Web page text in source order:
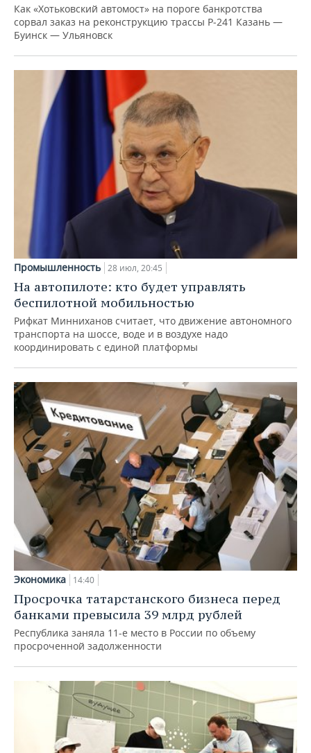
Как «Хотьковский автомост» на пороге банкротства
сорвал заказ на реконструкцию трассы Р‑241 Казань —
Буинск — Ульяновск
Промышленность 28 июл, 20:45
На автопилоте: кто будет управлять
беспилотной мобильностью
Рифкат Минниханов считает, что движение автономного
транспорта на шоссе, воде и в воздухе надо
координировать с единой платформы
Экономика 14:40
Просрочка татарстанского бизнеса перед
банками превысила 39 млрд рублей
Республика заняла 11-е место в России по объему
просроченной задолженности